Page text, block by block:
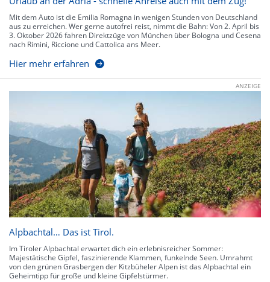
Mit dem Auto ist die Emilia Romagna in wenigen Stunden von Deutschland
aus zu erreichen. Wer gerne autofrei reist, nimmt die Bahn: Von 2. April bis
3. Oktober 2026 fahren Direktzüge von München über Bologna und Cesena
nach Rimini, Riccione und Cattolica ans Meer.
Hier mehr erfahren
ANZEIGE
Alpbachtal… Das ist Tirol.
Im Tiroler Alpbachtal erwartet dich ein erlebnisreicher Sommer:
Majestätische Gipfel, faszinierende Klammen, funkelnde Seen. Umrahmt
von den grünen Grasbergen der Kitzbüheler Alpen ist das Alpbachtal ein
Geheimtipp für große und kleine Gipfelstürmer.